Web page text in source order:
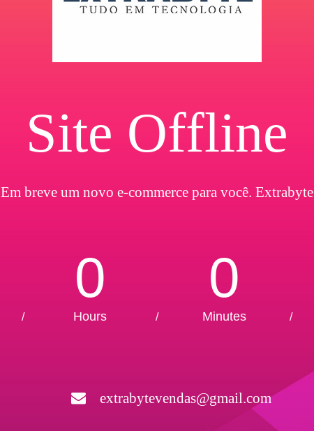
Site Offline
Em breve um novo e-commerce para você. Extrabyte
/
0
Hours /
0
Minutes /
extrabytevendas@gmail.com